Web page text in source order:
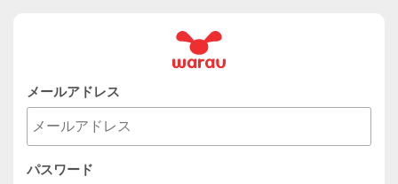
メールアドレス
パスワード